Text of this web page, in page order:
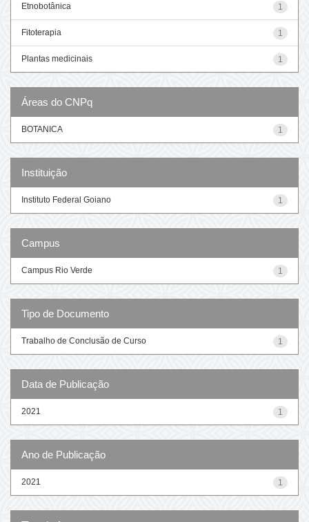
1
Etnobotânica
1
Fitoterapia
1
Plantas medicinais
Áreas do CNPq
1
BOTANICA
Instituição
1
Instituto Federal Goiano
Campus
1
Campus Rio Verde
Tipo de Documento
1
Trabalho de Conclusão de Curso
Data de Publicação
1
2021
Ano de Publicação
1
2021